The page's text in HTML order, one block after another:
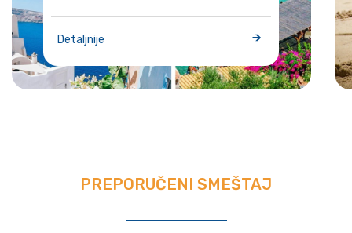
Detaljnije
PREPORUČENI SMEŠTAJ